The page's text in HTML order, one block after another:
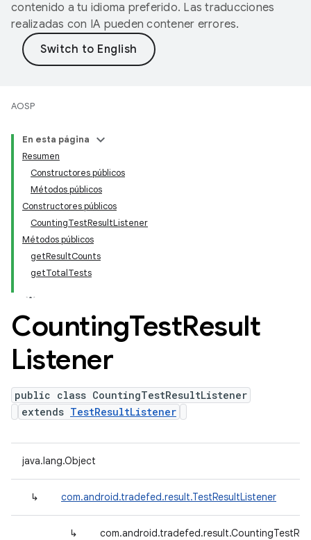
contenido a tu idioma preferido. Las traducciones
realizadas con IA pueden contener errores.
AOSP
En esta página
Resumen
Constructores públicos
Métodos públicos
Constructores públicos
CountingTestResultListener
Métodos públicos
getResultCounts
getTotalTests
CountingTestResult
Listener
public class CountingTestResultListener
extends TestResultListener
java.lang.Object
↳ com.android.tradefed.result.TestResultListener
↳